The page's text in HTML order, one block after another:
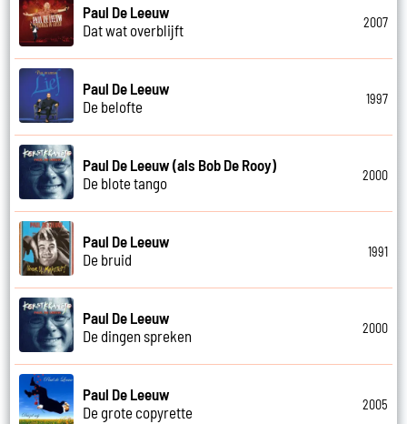
Paul De Leeuw
Dat wat overblijft
2007
Paul De Leeuw
De belofte
1997
Paul De Leeuw (als Bob De Rooy)
De blote tango
2000
Paul De Leeuw
De bruid
1991
Paul De Leeuw
De dingen spreken
2000
Paul De Leeuw
De grote copyrette
2005